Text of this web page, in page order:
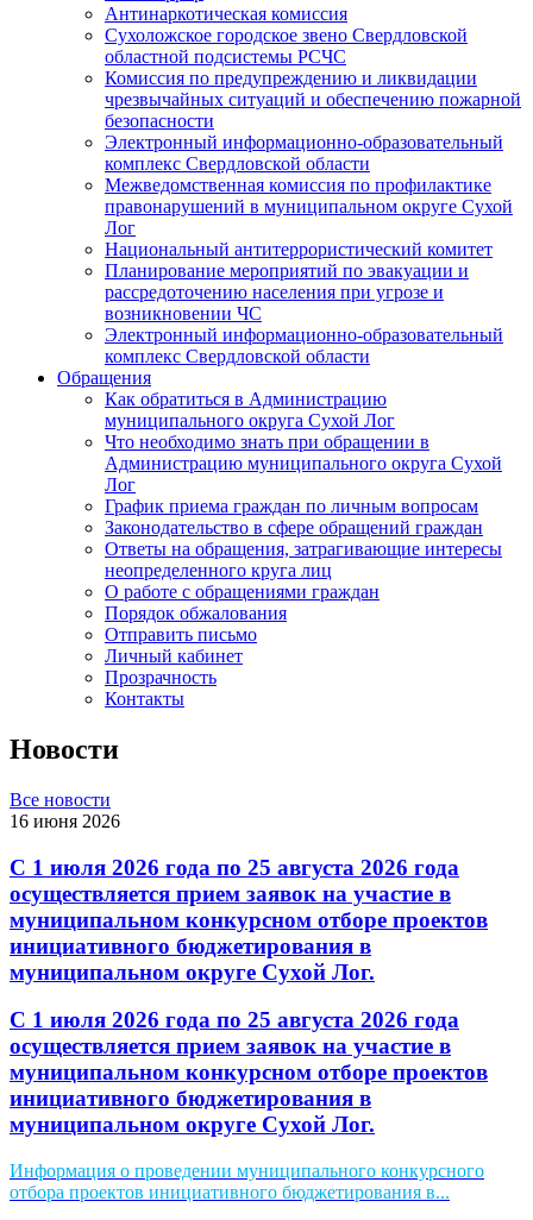
Антинаркотическая комиссия
Сухоложское городское звено Свердловской
областной подсистемы РСЧС
Комиссия по предупреждению и ликвидации
чрезвычайных ситуаций и обеспечению пожарной
безопасности
Электронный информационно-образовательный
комплекс Cвердловской области
Межведомственная комиссия по профилактике
правонарушений в муниципальном округе Сухой
Лог
Национальный антитеррористический комитет
Планирование мероприятий по эвакуации и
рассредоточению населения при угрозе и
возникновении ЧС
Электронный информационно-образовательный
комплекс Свердловской области
Обращения
Как обратиться в Администрацию
муниципального округа Сухой Лог
Что необходимо знать при обращении в
Администрацию муниципального округа Сухой
Лог
График приема граждан по личным вопросам
Законодательство в сфере обращений граждан
Ответы на обращения, затрагивающие интересы
неопределенного круга лиц
О работе с обращениями граждан
Порядок обжалования
Отправить письмо
Личный кабинет
Прозрачность
Контакты
Новости
Все новости
16 июня 2026
С 1 июля 2026 года по 25 августа 2026 года
осуществляется прием заявок на участие в
муниципальном конкурсном отборе проектов
инициативного бюджетирования в
муниципальном округе Сухой Лог.
С 1 июля 2026 года по 25 августа 2026 года
осуществляется прием заявок на участие в
муниципальном конкурсном отборе проектов
инициативного бюджетирования в
муниципальном округе Сухой Лог.
Информация о проведении муниципального конкурсного
отбора проектов инициативного бюджетирования в...